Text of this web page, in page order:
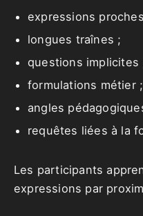
expressions
longues traînes ;
questions implicites
formulations métier ;
angles
requêtes liées à la
Les participants
expressions par